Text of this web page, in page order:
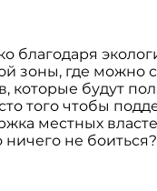
зоны, где можно
которые будут
того чтобы
местных
не